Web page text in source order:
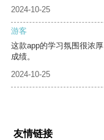
2024-10-25
游客
这款app的学习氛围很浓
成绩。
2024-10-25
友情链接